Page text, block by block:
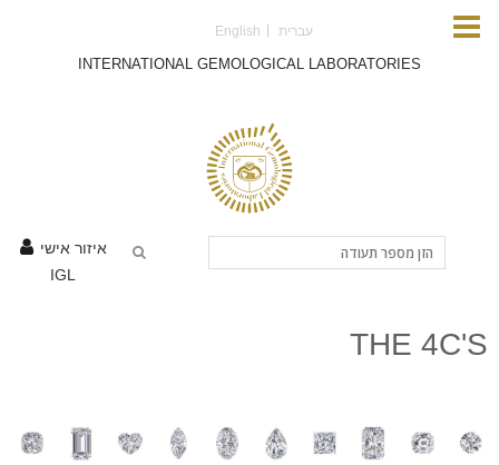
Skip to main content
English עברית
INTERNATIONAL GEMOLOGICAL LABORATORIES
איזור אישי
IGL
THE 4C'S